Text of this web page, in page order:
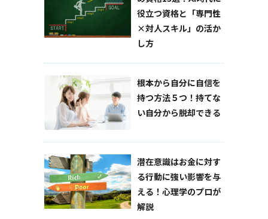
役立つ資格と「専門性
×対人スキル」の活か
し方
根本から自分に自信を
持つ方法５つ！持てな
い自分から脱却できる
潜在意識はお金に対す
る行動に強い影響を与
える！心理学のプロが
解説